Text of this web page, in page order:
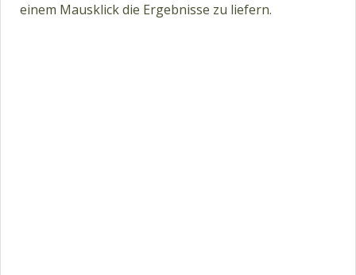
einem Mausklick die Ergebnisse zu liefern.